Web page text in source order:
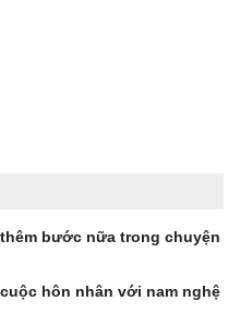
bước nữa trong chuyện
hôn nhân với nam nghệ